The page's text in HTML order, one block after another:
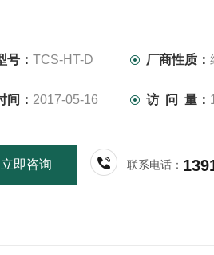
号： TCS-HT-D 厂商性质：
间： 2017-05-16 访 问 量：
立即咨询 联系电话：